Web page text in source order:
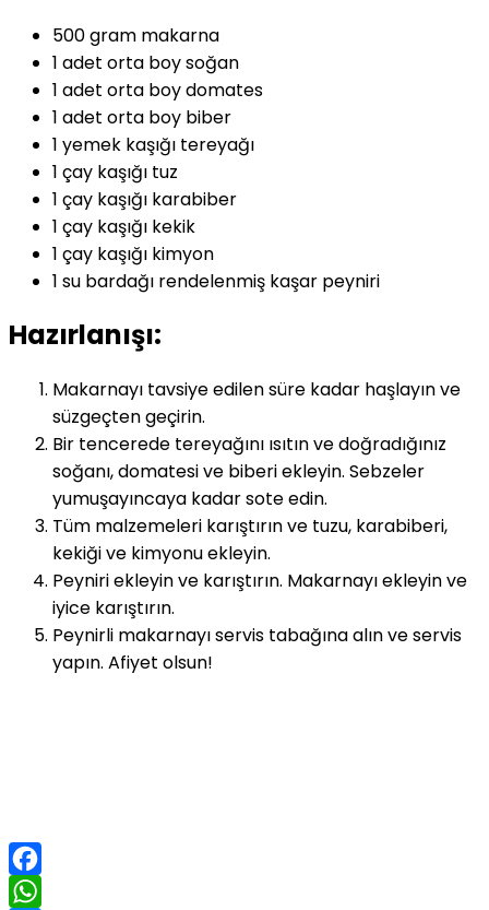
500 gram makarna
1 adet orta boy soğan
1 adet orta boy domates
1 adet orta boy biber
1 yemek kaşığı tereyağı
1 çay kaşığı tuz
1 çay kaşığı karabiber
1 çay kaşığı kekik
1 çay kaşığı kimyon
1 su bardağı rendelenmiş kaşar peyniri
Hazırlanışı:
Makarnayı tavsiye edilen süre kadar haşlayın ve
süzgeçten geçirin.
Bir tencerede tereyağını ısıtın ve doğradığınız
soğanı, domatesi ve biberi ekleyin. Sebzeler
yumuşayıncaya kadar sote edin.
Tüm malzemeleri karıştırın ve tuzu, karabiberi,
kekiği ve kimyonu ekleyin.
Peyniri ekleyin ve karıştırın. Makarnayı ekleyin ve
iyice karıştırın.
Peynirli makarnayı servis tabağına alın ve servis
yapın. Afiyet olsun!
Facebook